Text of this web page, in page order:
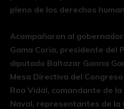
pleno de los derechos
Acompañaron al
Gama Coria, presidente del
diputado Baltazar Gaona
Mesa Directiva del
Roa Vidal, comandante de
Naval, representantes de la